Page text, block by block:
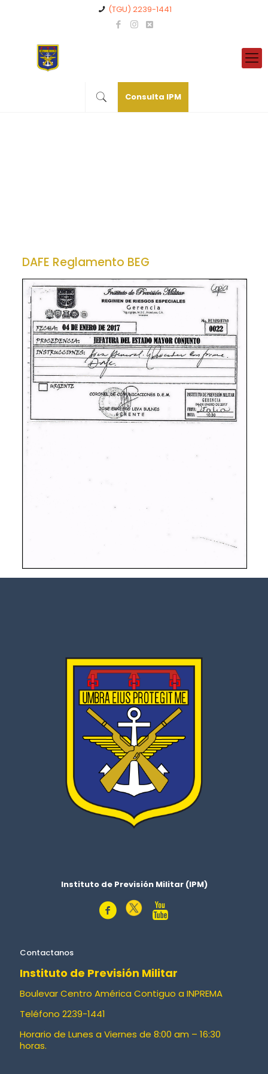
(TGU) 2239-1441
Consulta IPM
DAFE Reglamento BEG
Instituto de Previsión Militar (IPM)
Contactanos
Instituto de Previsión Militar
Boulevar Centro América Contiguo a INPREMA
Teléfono 2239-1441
Horario de Lunes a Viernes de 8:00 am – 16:30
horas.